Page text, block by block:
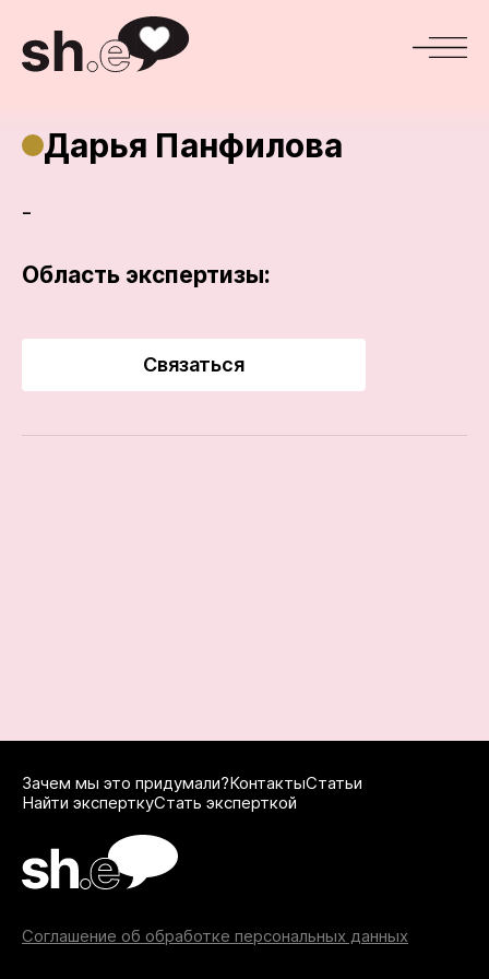
Дарья Панфилова
-
Область экспертизы:
Связаться
Зачем мы это придумали?КонтактыСтатьи
Найти эксперткуСтать эксперткой
Соглашение об обработке персональных данных